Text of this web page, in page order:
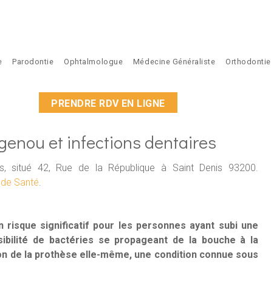
Parodontie Ophtalmologue Médecine Généraliste Orthodontie
PRENDRE RDV EN LIGNE
et infections dentaires
situé 42, Rue de la République à Saint Denis 93200.
Santé.
significatif pour les personnes ayant subi une
de bactéries se propageant de la bouche à la
de la prothèse elle-même, une condition connue sous